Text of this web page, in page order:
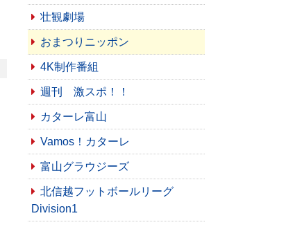
壮観劇場
おまつりニッポン
4K制作番組
週刊 激スポ！！
カターレ富山
Vamos！カターレ
富山グラウジーズ
北信越フットボールリーグ
Division1